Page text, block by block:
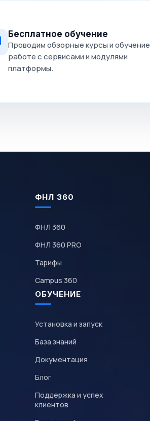
Бесплатное обучение
Проводим обзорные курсы и обучение
работе с сервисами и модулями
платформы.
ФНЛ 360
ФНЛ 360
ФНЛ 360 PRO
Тарифы
Campus 360
ОБУЧЕНИЕ
Установка и запуск
База знаний
Документация
Блог
Поддержка и успех
клиентов